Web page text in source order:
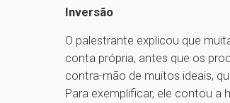
Inversão
O palestrante explicou que
conta própria, antes que os
contra-mão de muitos ideais,
Para exemplificar, ele contou a